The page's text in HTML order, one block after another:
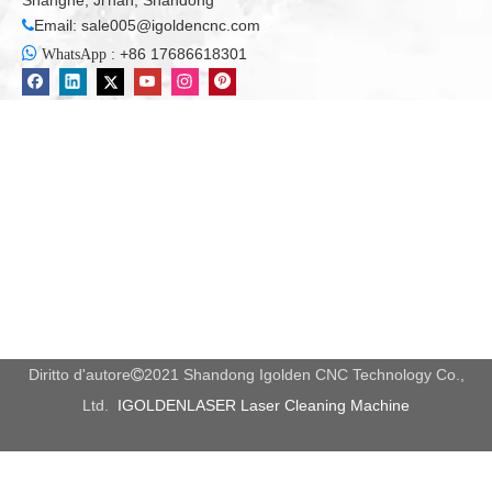
deformazione durante il processo di taglio dei tubi lunghi.
Può elaborare sia le piastre metalliche che i tubi metallici, un
taglierina laser a prezzi accessibili Per due scopi, risparmiare
Email: sale005@igoldencnc.com
 WhatsApp : +86 17686618301
Diritto d'autore2021 Shandong Igolden CNC Technology Co.,
Ltd. IGOLDENLASER Laser Cleaning Machine